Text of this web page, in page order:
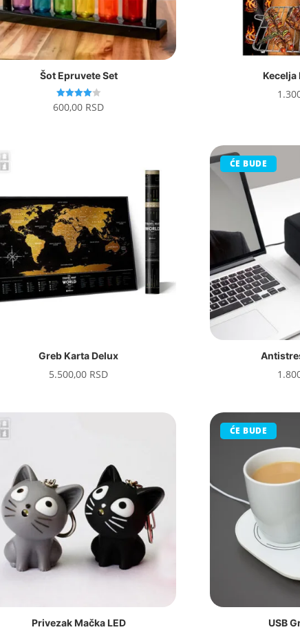
Šot Epruvete Set
Ocenjeno
sa
600,00 RSD
Greb Karta Delux
5.500,00 RSD
ĆE BUDE
Privezak Mačka LED
ĆE BUDE
USB